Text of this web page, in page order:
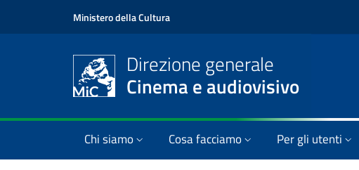
Ministero della Cultura
Direzione generale
Cinema e audiovisivo
Chi siamo Cosa facciamo Per gli utenti